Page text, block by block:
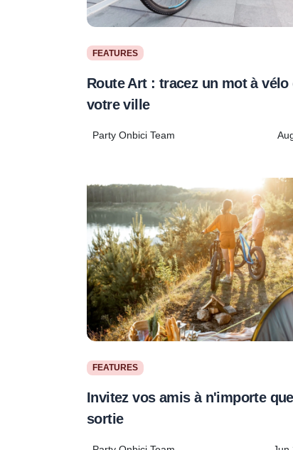
FEATURES
Route Art : tracez un mot à vélo
votre ville
Party Onbici Team
FEATURES
Invitez vos amis à n'importe
sortie